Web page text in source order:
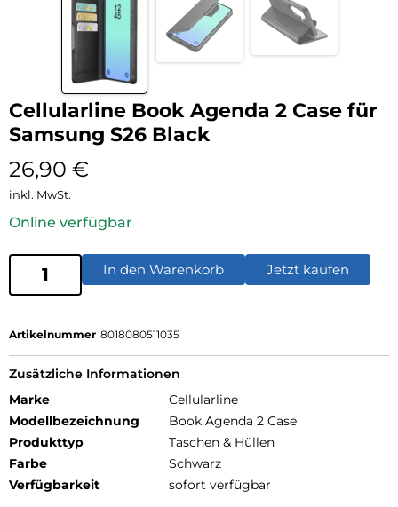
Cellularline Book Agenda 2 Case für
Samsung S26 Black
26,90 €
inkl. MwSt.
Online verfügbar
In den Warenkorb Jetzt kaufen
Artikelnummer 8018080511035
Zusätzliche Informationen
Marke
Cellularline
Modellbezeichnung
Book Agenda 2 Case
Produkttyp
Taschen & Hüllen
Farbe
Schwarz
Verfügbarkeit
sofort verfügbar